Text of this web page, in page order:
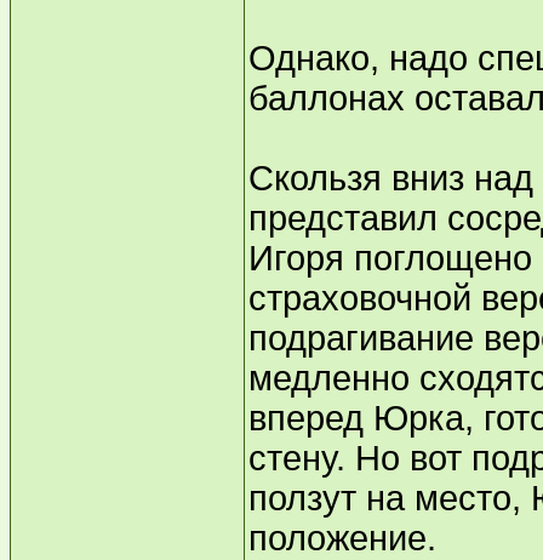
Однако, надо
баллонах
Скользя вниз
представил
Игоря
страховочной
подрагивание
медленно
вперед Юрка,
стену. Но вот
ползут на
положение.